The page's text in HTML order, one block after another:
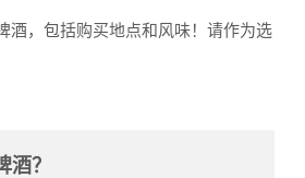
酒，包括购买地点和风味！请作为选
酒？